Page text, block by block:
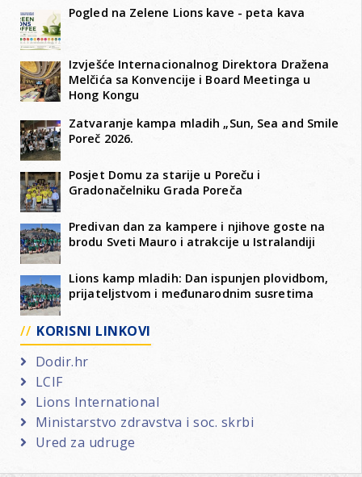
Pogled na Zelene Lions kave - peta kava
Izvješće Internacionalnog Direktora Dražena
Melčića sa Konvencije i Board Meetinga u
Hong Kongu
Zatvaranje kampa mladih „Sun, Sea and Smile
Poreč 2026.
Posjet Domu za starije u Poreču i
Gradonačelniku Grada Poreča
Predivan dan za kampere i njihove goste na
brodu Sveti Mauro i atrakcije u Istralandiji
Lions kamp mladih: Dan ispunjen plovidbom,
prijateljstvom i međunarodnim susretima
KORISNI LINKOVI
Dodir.hr
LCIF
Lions International
Ministarstvo zdravstva i soc. skrbi
Ured za udruge